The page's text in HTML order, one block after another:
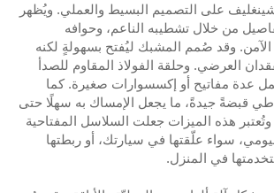
على التصميم البسيط والعملي. ويُظهر
من خلال تشطيبه الناعم، وحوافه
وقد صُمم المشبك ليُفتح بسهولةٍ لكنه
العرضي. وحلقة الفولاذ المقاوم للصدأ
عدة مفاتيح أو إكسسوارات صغيرة. كما
قبضةً جيدةً، ما يجعل الإمساك به سهلًا حتى
هذه الميزات جعلت السلاسل المفتاحية
سواء علّقتها في سيارتك، أو ربطتها
في المنزل.